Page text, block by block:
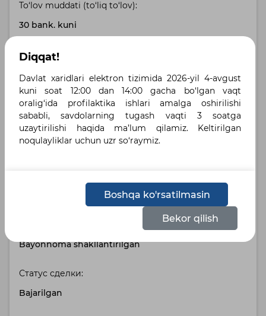
To‘lov muddati (to‘liq to‘lov):
30 bank. kuni
Buyurtmachi manzili:
Toshkent shahri, Toshkent shahri , улица Бабура,
дом 42А
Yetkazib berish manzili:
город Ташкент, Яккасарайский район , Бобур
кўчаси, 42А-уй
Bayonnoma shakllantirilgan
Статус сделки:
Bajarilgan
Diqqat!
Davlat xaridlari elektron tizimida 2026-yil 4-avgust
kuni soat 12:00 dan 14:00 gacha bo‘lgan vaqt
oralig‘ida profilaktika ishlari amalga oshirilishi
sababli, savdolarning tugash vaqti 3 soatga
uzaytirilishi haqida ma’lum qilamiz. Keltirilgan
noqulayliklar uchun uzr so‘raymiz.
Boshqa ko'rsatilmasin
Bekor qilish